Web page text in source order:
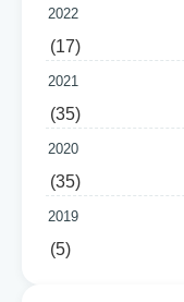
2022
(17)
2021
(35)
2020
(35)
2019
(5)